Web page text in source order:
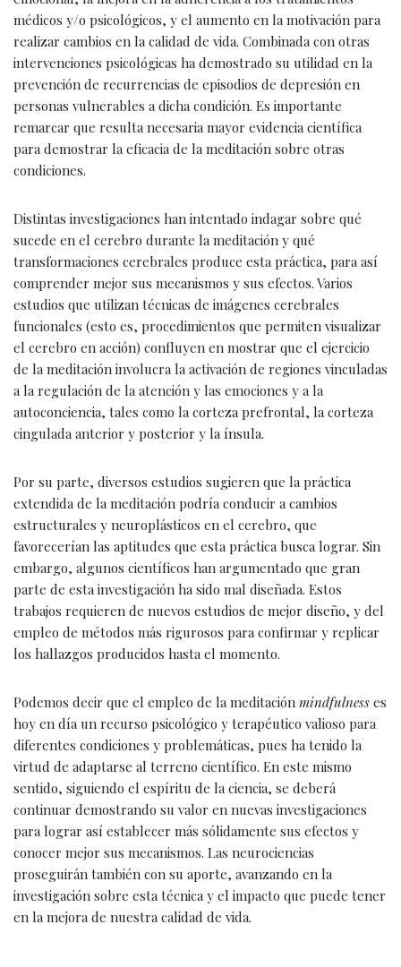
médicos y/o psicológicos, y el aumento en la motivación para
realizar cambios en la calidad de vida. Combinada con otras
intervenciones psicológicas ha demostrado su utilidad en la
prevención de recurrencias de episodios de depresión en
personas vulnerables a dicha condición. Es importante
remarcar que resulta necesaria mayor evidencia científica
para demostrar la eficacia de la meditación sobre otras
condiciones.
Distintas investigaciones han intentado indagar sobre qué
sucede en el cerebro durante la meditación y qué
transformaciones cerebrales produce esta práctica, para así
comprender mejor sus mecanismos y sus efectos. Varios
estudios que utilizan técnicas de imágenes cerebrales
funcionales (esto es, procedimientos que permiten visualizar
el cerebro en acción) confluyen en mostrar que el ejercicio
de la meditación involucra la activación de regiones vinculadas
a la regulación de la atención y las emociones y a la
autoconciencia, tales como la corteza prefrontal, la corteza
cingulada anterior y posterior y la ínsula.
Por su parte, diversos estudios sugieren que la práctica
extendida de la meditación podría conducir a cambios
estructurales y neuroplásticos en el cerebro, que
favorecerían las aptitudes que esta práctica busca lograr. Sin
embargo, algunos científicos han argumentado que gran
parte de esta investigación ha sido mal diseñada. Estos
trabajos requieren de nuevos estudios de mejor diseño, y del
empleo de métodos más rigurosos para confirmar y replicar
los hallazgos producidos hasta el momento.
Podemos decir que el empleo de la meditación mindfulness es
hoy en día un recurso psicológico y terapéutico valioso para
diferentes condiciones y problemáticas, pues ha tenido la
virtud de adaptarse al terreno científico. En este mismo
sentido, siguiendo el espíritu de la ciencia, se deberá
continuar demostrando su valor en nuevas investigaciones
para lograr así establecer más sólidamente sus efectos y
conocer mejor sus mecanismos. Las neurociencias
proseguirán también con su aporte, avanzando en la
investigación sobre esta técnica y el impacto que puede tener
en la mejora de nuestra calidad de vida.